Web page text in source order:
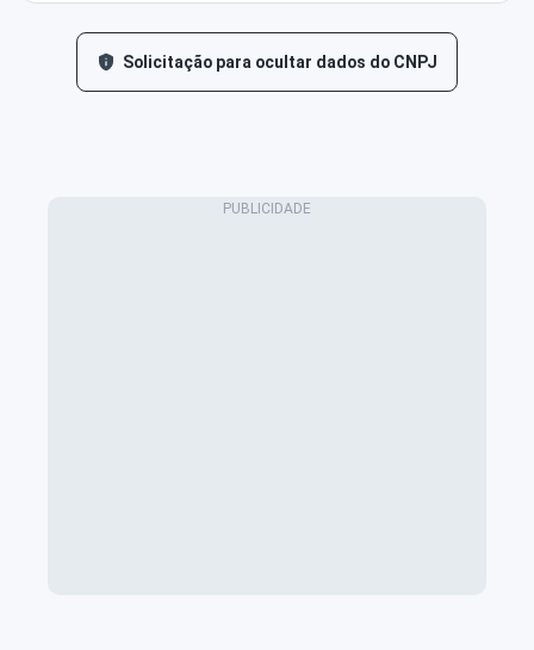
Solicitação para ocultar dados do CNPJ